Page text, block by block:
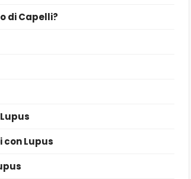
di Capelli?
con Lupus